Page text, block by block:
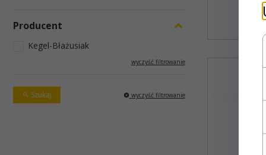
Producent
Kegel-Błażusiak
wyczyść filtrowanie
Szukaj wyczyść filtrowanie